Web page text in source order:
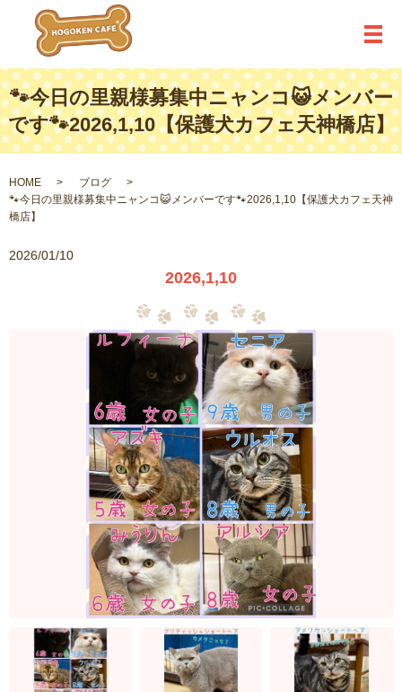
メ
🐾今日の里親様募集中ニャンコ😺メンバー
です🐾2026,1,10【保護犬カフェ天神橋店】
HOME
ブログ
🐾今日の里親様募集中ニャンコ😺メンバーです🐾2026,1,10【保護犬カフェ天神
橋店】
2026/01/10
2026,1,10